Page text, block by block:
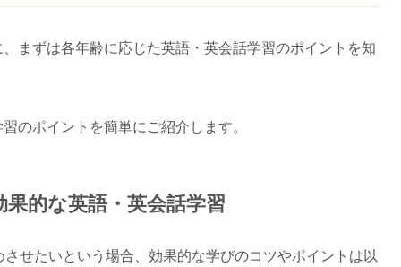
まずは各年齢に応じた英語・英会話学習のポイントを知
のポイントを簡単にご紹介します。
的な英語・英会話学習
せたいという場合、効果的な学びのコツやポイントは以